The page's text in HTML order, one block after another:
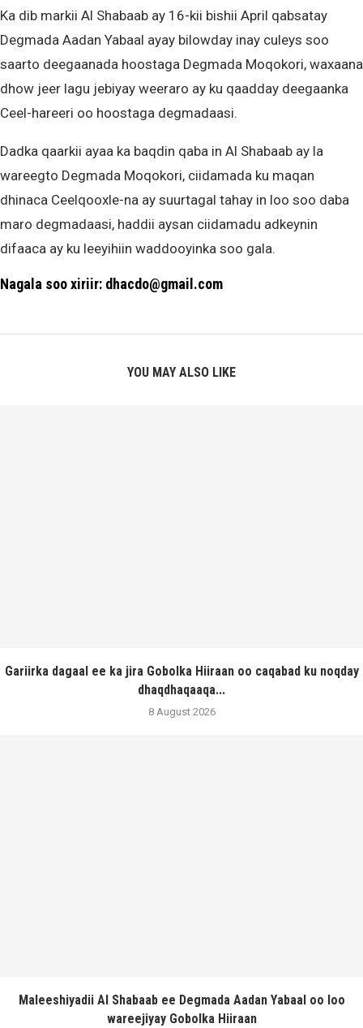
Ka dib markii Al Shabaab ay 16-kii bishii April qabsatay
Degmada Aadan Yabaal ayay bilowday inay culeys soo
saarto deegaanada hoostaga Degmada Moqokori, waxaana
dhow jeer lagu jebiyay weeraro ay ku qaadday deegaanka
Ceel-hareeri oo hoostaga degmadaasi.
Dadka qaarkii ayaa ka baqdin qaba in Al Shabaab ay la
wareegto Degmada Moqokori, ciidamada ku maqan
dhinaca Ceelqooxle-na ay suurtagal tahay in loo soo daba
maro degmadaasi, haddii aysan ciidamadu adkeynin
difaaca ay ku leeyihiin waddooyinka soo gala.
Nagala soo xiriir: dhacdo@gmail.com
YOU MAY ALSO LIKE
Gariirka dagaal ee ka jira Gobolka Hiiraan oo caqabad ku noqday
dhaqdhaqaaqa...
8 August 2026
Maleeshiyadii Al Shabaab ee Degmada Aadan Yabaal oo loo
wareejiyay Gobolka Hiiraan